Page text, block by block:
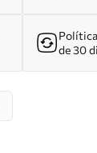
de 30